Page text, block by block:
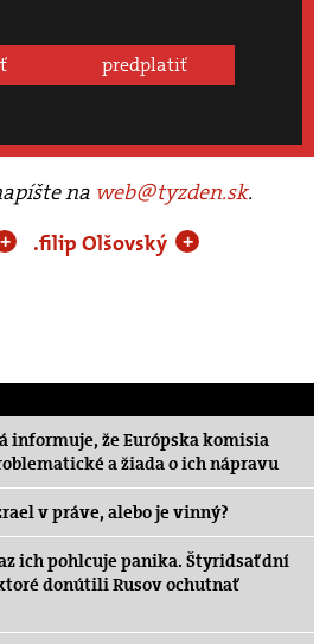
predplatiť
na web@tyzden.sk.
+ .filip Olšovský +
informuje, že Európska komisia
a žiada o ich nápravu
v práve, alebo je vinný?
ich pohlcuje panika. Štyridsať dní
donútili Rusov ochutnať